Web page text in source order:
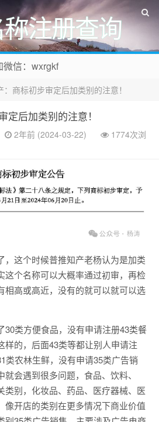
注册查询
微信：wxrgkf
信：wxrgkf
：商标初步审定后加类别的注意！
定后加类别的注意！
2年前 (2024-03-22)
1774次浏
，这个时候普推知产老杨认为是加类
这个名称可以大概率通过初审，再检
相高或高近，没有的就可以就可以选
30类方便食品，没有申请注册43类餐
样的，后面43类等都让别人申请注
类农林生鲜，没有申请35类广告销
会遇到很多问题，食品、饮料、
类别，化妆品、药品、医疗器械、医
像开店的类别在更多情况下商业价值